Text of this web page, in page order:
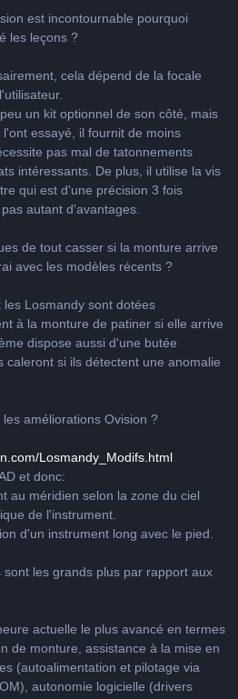
est incontournable pourquoi
les leçons ?
cela dépend de la focale
un kit optionnel de son côté, mais
essayé, il fournit de moins
pas mal de tatonnements
intéressants. De plus, il utilise la vis
qui est d'une précision 3 fois
autant d'avantages.
de tout casser si la monture arrive
avec les modèles récents ?
Losmandy sont dotées
à la monture de patiner si elle arrive
dispose aussi d'une butée
caleront si ils détectent une anomalie
améliorations Ovision ?
Losmandy_Modifs.html
et donc:
au méridien selon la zone du ciel
de l'instrument.
d'un instrument long avec le pied.
les grands plus par rapport aux
actuelle le plus avancé en termes
de monture, assistance à la mise en
(autoalimentation et pilotage via
autonomie logicielle (drivers